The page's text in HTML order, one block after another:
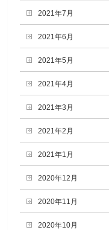
2021年7月
2021年6月
2021年5月
2021年4月
2021年3月
2021年2月
2021年1月
2020年12月
2020年11月
2020年10月